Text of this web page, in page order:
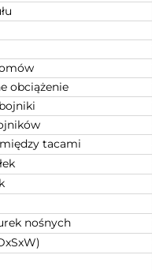
obciążenie
tacami
nośnych